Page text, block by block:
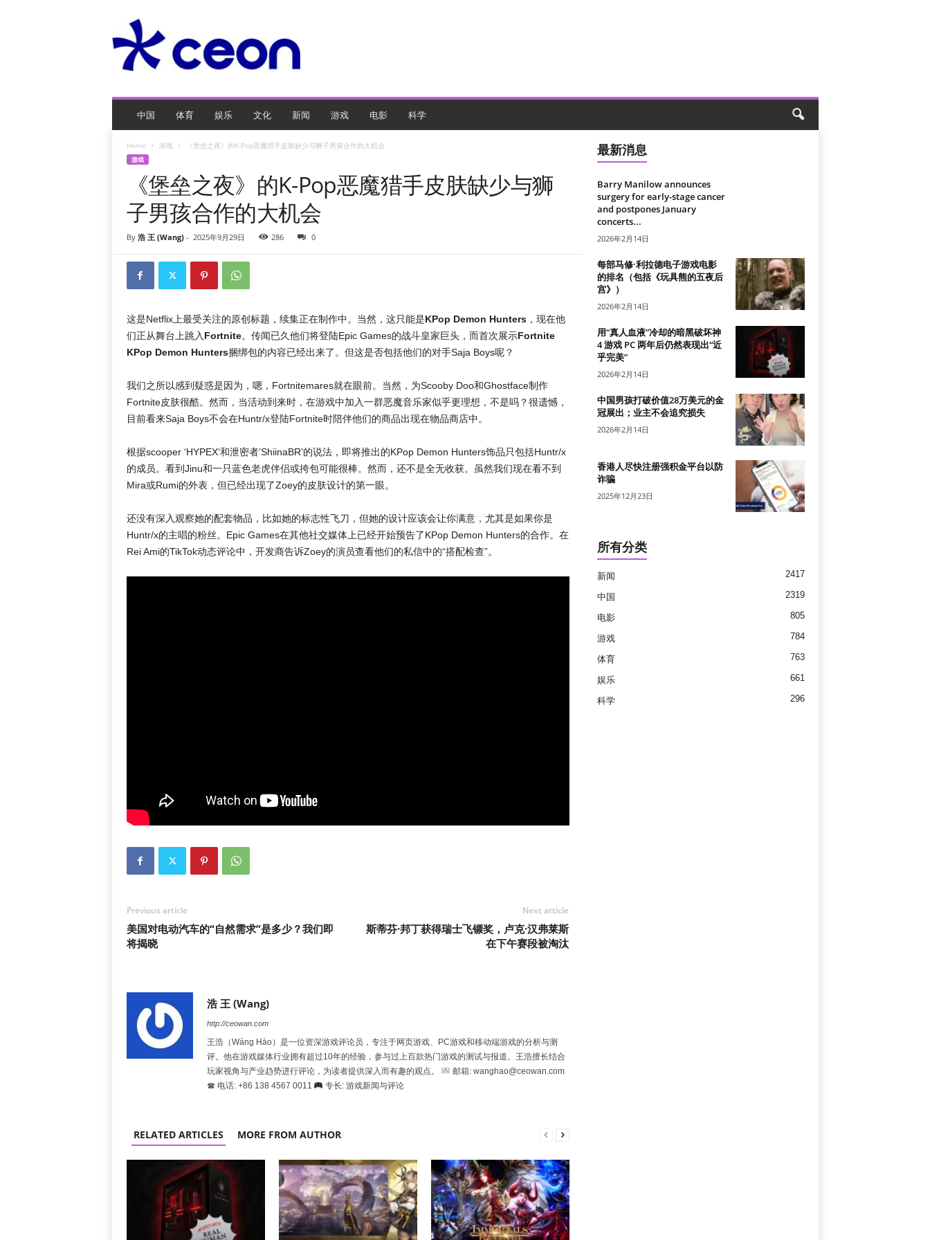
O
游
中国 体育 娱乐 文化 新闻 游戏 电影 科学
Home 游戏 《堡垒之夜》的K-Pop恶魔猎手皮肤缺少与狮子男孩合作的大机会
游戏
《堡垒之夜》的K-Pop恶魔猎手皮肤缺少与狮
子男孩合作的大机会
By 浩 王 (Wang)- 2025年9月29日 286 0
这是Netflix上最受关注的原创标题，续集正在制作中。当然，这只能是KPop Demon Hunters，现在他
们正从舞台上跳入 Fortnite。传闻已久他们将登陆Epic Games的战斗皇家巨头，而首次展示Fortnite
KPop Demon Hunters捆绑包的内容已经出来了。但这是否包括他们的对手Saja Boys呢？
我们之所以感到疑惑是因为，嗯，Fortnitemares就在眼前。当然，为Scooby Doo和Ghostface制作
Fortnite皮肤很酷。然而，当活动到来时，在游戏中加入一群恶魔音乐家似乎更理想，不是吗？很遗憾，
目前看来Saja Boys不会在Huntr/x登陆Fortnite时陪伴他们的商品出现在物品商店中。
根据scooper ‘HYPEX‘和泄密者’ShiinaBR’的说法，即将推出的KPop Demon Hunters饰品只包括Huntr/x
的成员。看到Jinu和一只蓝色老虎伴侣或挎包可能很棒。然而，还不是全无收获。虽然我们现在看不到
Mira或Rumi的外表，但已经出现了Zoey的皮肤设计的第一眼。
还没有深入观察她的配套物品，比如她的标志性飞刀，但她的设计应该会让你满意，尤其是如果你是
Huntr/x的主唱的粉丝。Epic Games在其他社交媒体上已经开始预告了KPop Demon Hunters的合作。在
Rei Ami的TikTok动态评论中，开发商告诉Zoey的演员查看他们的私信中的“搭配检查”。
Previous article
美国对电动汽车的“自然需求”是多少？我们即
将揭晓
Next article
斯蒂芬·邦丁获得瑞士飞镖奖，卢克·汉弗莱斯
在下午赛段被淘汰
浩 王 (Wang)
http://ceowan.com
王浩（Wáng Hào）是一位资深游戏评论员，专注于网页游戏、PC游戏和移动端游戏的分析与测
评。他在游戏媒体行业拥有超过10年的经验，参与过上百款热门游戏的测试与报道。王浩擅长结合
玩家视角与产业趋势进行评论，为读者提供深入而有趣的观点。
邮箱: wanghao@ceowan.com
☎ 电话: +86 138 4567 0011
专长: 游戏新闻与评论
RELATED ARTICLES MORE FROM AUTHOR
最新消息
Barry Manilow announces
surgery for early-stage cancer
and postpones January
concerts...
2026年2月14日
每部马修·利拉德电子游戏电影
的排名（包括《玩具熊的五夜后
宫》）
2026年2月14日
用“真人血液”冷却的暗黑破坏神
4 游戏 PC 两年后仍然表现出“近
乎完美”
2026年2月14日
中国男孩打破价值28万美元的金
冠展出；业主不会追究损失
2026年2月14日
香港人尽快注册强积金平台以防
诈骗
2025年12月23日
所有分类
新闻 2417
中国 2319
电影 805
游戏 784
体育 763
娱乐 661
科学 296